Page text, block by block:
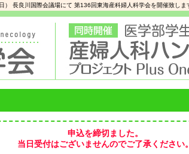
長良川国際会議場にて 第136回東海産科婦人科学会を開催致しま
申込を締切ました。
当日受付はございませんのでご了承ください。